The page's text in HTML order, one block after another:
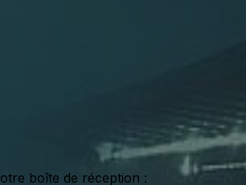
boîte de réception :